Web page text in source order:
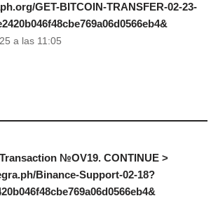
GET-BITCOIN-TRANSFER-02-23-
a las 11:05
№OV19. CONTINUE >
Binance-Support-02-18?